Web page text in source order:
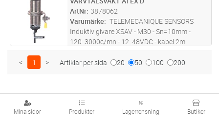
Mina sidor Produkter Lagerrensning Butiker
ST Lägg i kundvagn
ArtNr 3878062
Varumärke
TELEMECANIQUE SENSORS
Induktiv givare XSAV - M30 - Sn=10mm -
120..3000c/mn - 12..48VDC - kabel 2m
< 1 > Artiklar per sida 20 50 100 200